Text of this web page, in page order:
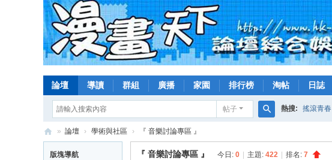
論壇 導讀 群組 廣播 家園 排行榜 淘帖 日誌
帖子
索
熱搜: 搖滾青春
» 論壇 › 學術與社區 › 『 音樂討論專區 』
版塊導航 『 音樂討論專區 』 今日: 0 主題: 422 排名: 7